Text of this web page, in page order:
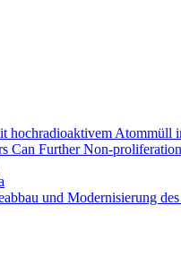
hochradioaktivem Atommüll
Can Further Non-
und Modernisierung